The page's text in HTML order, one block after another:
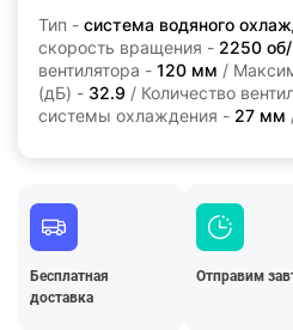
Тип - система водяного
скорость вращения - 2250
вентилятора - 120 мм /
(дБ) - 32.9 / Количество
системы охлаждения - 27 мм
Бесплатная
доставка
Отправим